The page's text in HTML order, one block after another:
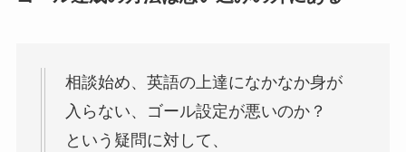
相談始め、英語の上達になかなか身が
入らない、ゴール設定が悪いのか？
という疑問に対して、